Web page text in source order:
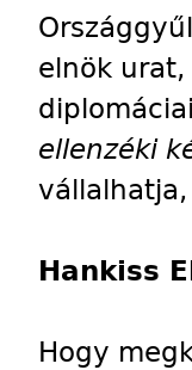
elnök
ellenzéki
Hankiss
Hogy